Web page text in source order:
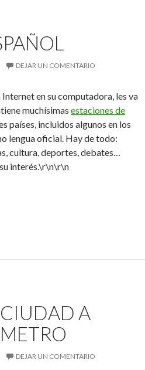
DEJAR UN COMENTARIO
en su computadora, les va
muchísimas estaciones de
países, incluidos algunos en los
lengua oficial. Hay de todo:
cultura, deportes, debates…
interés.\r\n\r\n
A
DEJAR UN COMENTARIO